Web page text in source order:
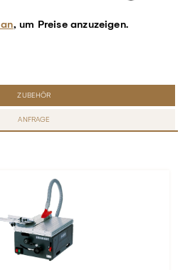
, um Preise anzuzeigen.
ZUBEHÖR
ANFRAGE